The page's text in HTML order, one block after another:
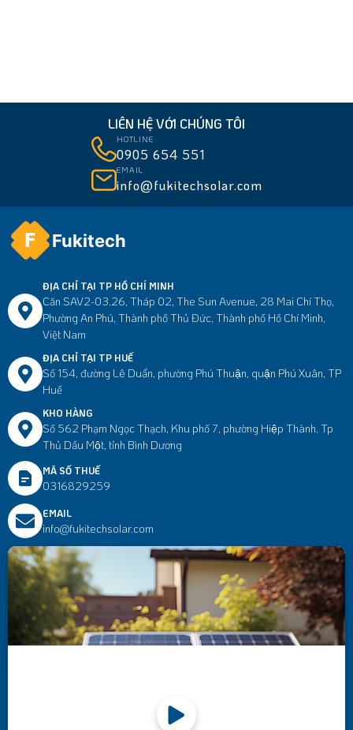
LIÊN HỆ VỚI CHÚNG TÔI
HOTLINE
0905 654 551
EMAIL
info@fukitechsolar.com
Fukitech
ĐỊA CHỈ TẠI TP HỒ CHÍ MINH
Căn SAV2-03.26, Tháp 02, The Sun Avenue, 28 Mai Chí Thọ,
Phường An Phú, Thành phố Thủ Đức, Thành phố Hồ Chí Minh,
Việt Nam
ĐỊA CHỈ TẠI TP HUẾ
Số 154, đường Lê Duẩn, phường Phú Thuận, quận Phú Xuân, TP
Huế
KHO HÀNG
Số 562 Phạm Ngọc Thạch, Khu phố 7, phường Hiệp Thành, Tp
Thủ Dầu Một, tỉnh Bình Dương
MÃ SỐ THUẾ
0316829259
EMAIL
info@fukitechsolar.com